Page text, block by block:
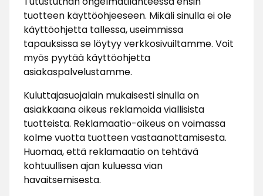
tuotteen käyttöohjeeseen. Mikäli sinulla ei ole
käyttöohjetta tallessa, useimmissa
tapauksissa se löytyy verkkosivuiltamme. Voit
myös pyytää käyttöohjetta
asiakaspalvelustamme.
Kuluttajasuojalain mukaisesti sinulla on
asiakkaana oikeus reklamoida viallisista
tuotteista. Reklamaatio-oikeus on voimassa
kolme vuotta tuotteen vastaanottamisesta.
Huomaa, että reklamaatio on tehtävä
kohtuullisen ajan kuluessa vian
havaitsemisesta.